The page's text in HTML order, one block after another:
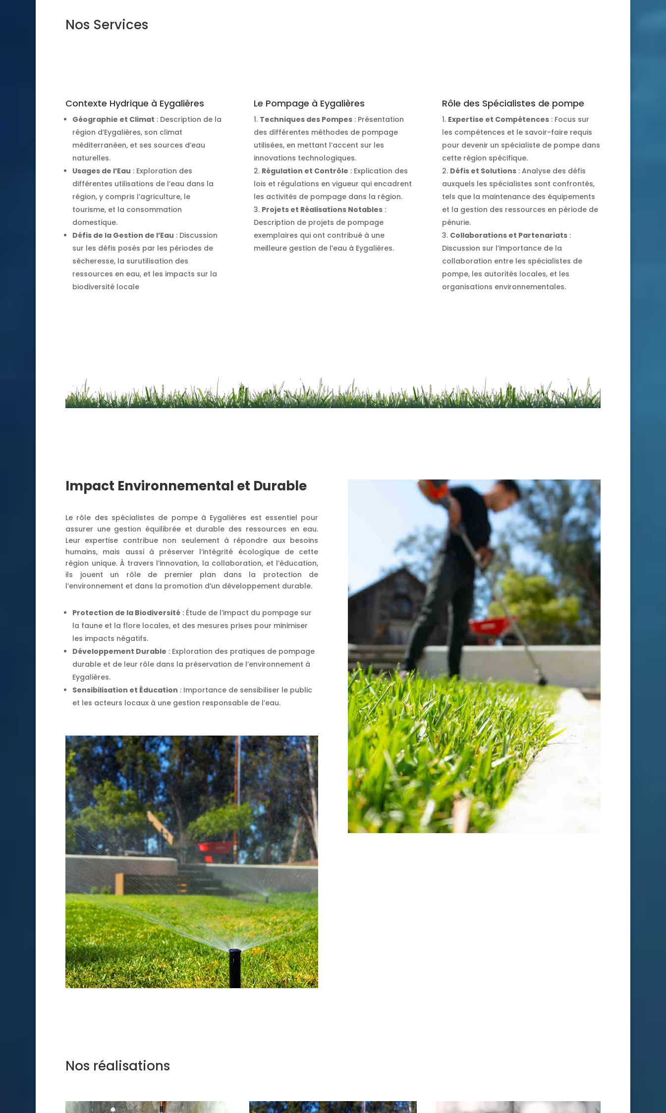
Nos Services
Contexte Hydrique à Eygalières
Géographie et Climat : Description de la
région d’Eygalières, son climat
méditerranéen, et ses sources d’eau
naturelles.
Usages de l’Eau : Exploration des
différentes utilisations de l’eau dans la
région, y compris l’agriculture, le
tourisme, et la consommation
domestique.
Défis de la Gestion de l’Eau : Discussion
sur les défis posés par les périodes de
sécheresse, la surutilisation des
ressources en eau, et les impacts sur la
biodiversité locale
Le Pompage à Eygalières
Techniques des Pompes: Présentation
des différentes méthodes de pompage
utilisées, en mettant l’accent sur les
innovations technologiques.
Régulation et Contrôle : Explication des
lois et régulations en vigueur qui encadrent
les activités de pompage dans la région.
Projets et Réalisations Notables:
Description de projets de pompage
exemplaires qui ont contribué à une
meilleure gestion de l’eau à Eygalières.
Rôle des Spécialistes de pompe
Expertise et Compétences: Focus sur
les compétences et le savoir-faire requis
pour devenir un spécialiste de pompe dans
cette région spécifique.
Défis et Solutions: Analyse des défis
auxquels les spécialistes sont confrontés,
tels que la maintenance des équipements
et la gestion des ressources en période de
pénurie.
Collaborations et Partenariats:
Discussion sur l’importance de la
collaboration entre les spécialistes de
pompe, les autorités locales, et les
organisations environnementales.
Impact Environnemental et Durable
Le rôle des spécialistes de pompe à Eygalières est essentiel pour
assurer une gestion équilibrée et durable des ressources en eau.
Leur expertise contribue non seulement à répondre aux besoins
humains, mais aussi à préserver l’intégrité écologique de cette
région unique. À travers l’innovation, la collaboration, et l’éducation,
ils jouent un rôle de premier plan dans la protection de
l’environnement et dans la promotion d’un développement durable.
Protection de la Biodiversité : Étude de l’impact du pompage sur
la faune et la flore locales, et des mesures prises pour minimiser
les impacts négatifs.
Développement Durable : Exploration des pratiques de pompage
durable et de leur rôle dans la préservation de l’environnement à
Eygalières.
Sensibilisation et Éducation : Importance de sensibiliser le public
et les acteurs locaux à une gestion responsable de l’eau.
Nos réalisations